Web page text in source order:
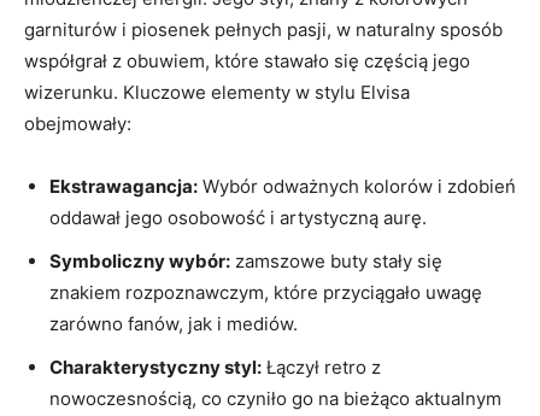
garniturów i piosenek pełnych pasji, w naturalny sposób
współgrał z obuwiem, które stawało się częścią jego
wizerunku. Kluczowe elementy w stylu Elvisa
obejmowały:
Ekstrawagancja: Wybór odważnych kolorów i zdobień
oddawał jego osobowość i artystyczną aurę.
Symboliczny wybór: zamszowe buty stały się
znakiem rozpoznawczym, które przyciągało uwagę
zarówno fanów, jak i mediów.
Charakterystyczny styl: Łączył retro z
nowoczesnością, co czyniło go na bieżąco aktualnym